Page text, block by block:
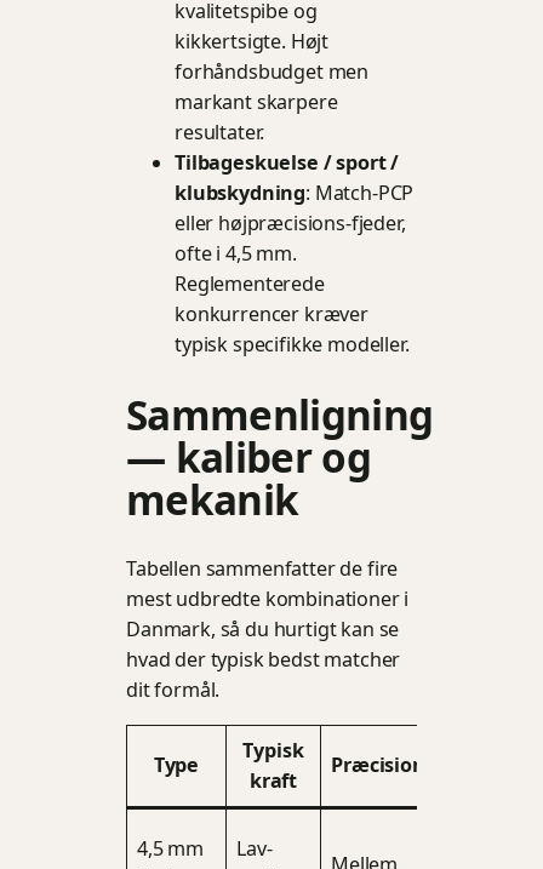
kvalitetspibe og
kikkertsigte. Højt
forhåndsbudget men
markant skarpere
resultater.
Tilbageskuelse / sport /
klubskydning: Match-PCP
eller højpræcisions-fjeder,
ofte i 4,5 mm.
Reglementerede
konkurrencer kræver
typisk specifikke modeller.
Sammenligning
— kaliber og
mekanik
Tabellen sammenfatter de fire
mest udbredte kombinationer i
Danmark, så du hurtigt kan se
hvad der typisk bedst matcher
dit formål.
Type
Typisk
kraft
Præcision
4,5 mm
Lav-